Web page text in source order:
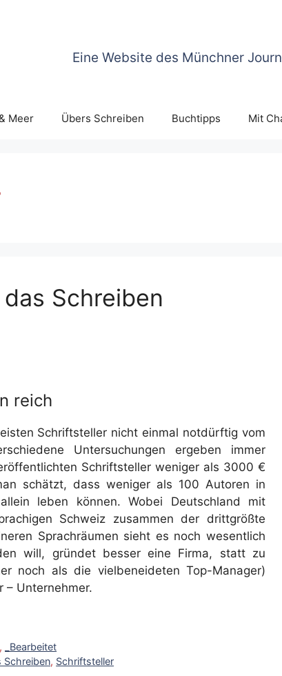
Eine Website des Münchner
Meer Übers Schreiben Buchtipps Mit
Schreiben
reich
Schriftsteller nicht einmal notdürftig vom
Untersuchungen ergeben immer
Schriftsteller weniger als 3000 €
schätzt, dass weniger als 100 Autoren in
leben können. Wobei Deutschland mit
Schweiz zusammen der drittgrößte
Sprachräumen sieht es noch wesentlich
will, gründet besser eine Firma, statt zu
noch als die vielbeneideten Top-Manager)
– Unternehmer.
,
_Bearbeitet
Schreiben, Schriftsteller